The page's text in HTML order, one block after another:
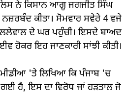
ਨੇ ਕਿਸਾਨ ਆਗੂ ਜਗਜੀਤ ਸਿੰਘ
ਕੀਤਾ। ਸੋਮਵਾਰ ਸਵੇਰੇ 4 ਵਜੇ
ਦੇ ਘਰ ਪਹੁੰਚੀ। ਇਸਦੇ ਬਾਅਦ
ਹੋਕਰ ਇਹ ਜਾਣਕਾਰੀ ਸਾਂਝੀ ਕੀਤੀ।
'ਤੇ ਲਿਖਿਆ ਕਿ ਪੰਜਾਬ 'ਚ
ਗਈ ਹੈ, ਇਸ ਦਾ ਵਿਰੋਧ ਜਾਂ ਹੜਤਾਲ ਜੋ